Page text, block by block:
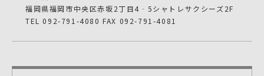
福岡県福岡市中央区赤坂2丁目4‐5シャトレサクシーズ2F
TEL 092-791-4080 FAX 092-791-4081